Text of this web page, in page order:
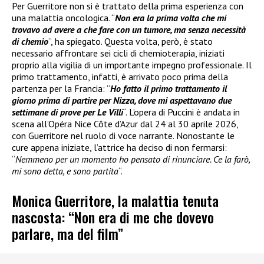
Per Guerritore non si è trattato della prima esperienza con
una malattia oncologica. “Non era la prima volta che mi
trovavo ad avere a che fare con un tumore, ma senza necessità
di chemio“, ha spiegato. Questa volta, però, è stato
necessario affrontare sei cicli di chemioterapia, iniziati
proprio alla vigilia di un importante impegno professionale. Il
primo trattamento, infatti, è arrivato poco prima della
partenza per la Francia: “Ho fatto il primo trattamento il
giorno prima di partire per Nizza, dove mi aspettavano due
settimane di prove per Le Villi“. L’opera di Puccini è andata in
scena all’Opéra Nice Côte d’Azur dal 24 al 30 aprile 2026,
con Guerritore nel ruolo di voce narrante. Nonostante le
cure appena iniziate, l’attrice ha deciso di non fermarsi:
“Nemmeno per un momento ho pensato di rinunciare. Ce la farò,
mi sono detta, e sono partita“.
Monica Guerritore, la malattia tenuta
nascosta: “Non era di me che dovevo
parlare, ma del film”